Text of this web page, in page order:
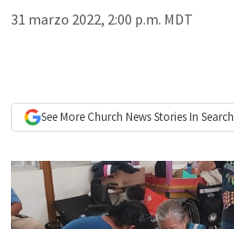
31 marzo 2022, 2:00 p.m. MDT
See More Church NewsStories In Search